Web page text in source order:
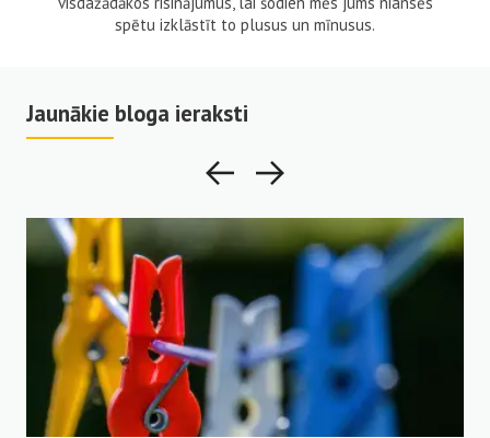
spētu izklāstīt to plusus un mīnusus.
Jaunākie bloga ieraksti